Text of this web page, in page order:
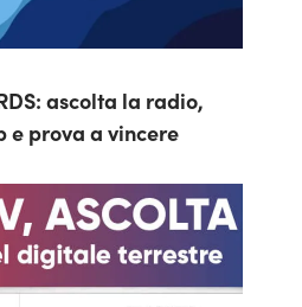
ascolta la radio,
e prova a vincere